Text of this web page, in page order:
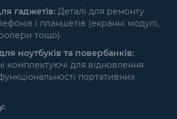
гаджетів: Деталі для ремонту
і планшетів (екранні модулі,
тощо).
ноутбуків та повербанків:
комплектуючі для відновлення
портативних